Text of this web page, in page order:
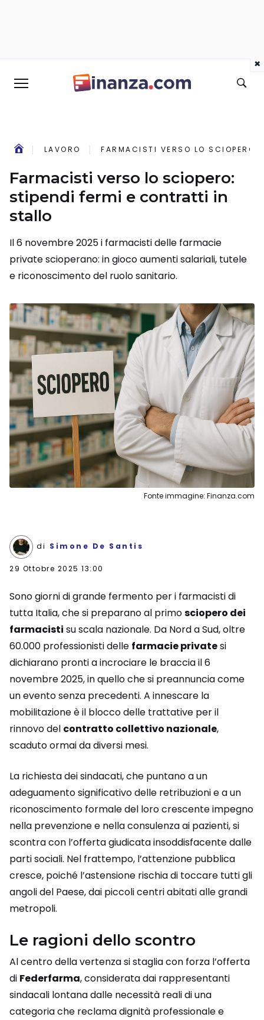
LAVORO FARMACISTI VERSO LO SCIOPERO:
Farmacisti verso lo sciopero:
stipendi fermi e contratti in
stallo
Il 6 novembre 2025 i farmacisti delle farmacie
private scioperano: in gioco aumenti salariali, tutele
e riconoscimento del ruolo sanitario.
Fonte immagine: Finanza.com
di Simone De Santis
29 Ottobre 2025 13:00
Sono giorni di grande fermento per i farmacisti di
tutta Italia, che si preparano al primosciopero dei
farmacisti su scala nazionale. Da Nord a Sud, oltre
60.000 professionisti delle farmacie privatesi
dichiarano pronti a incrociare le braccia il 6
novembre 2025, in quello che si preannuncia come
un evento senza precedenti. A innescare la
mobilitazione è il blocco delle trattative per il
rinnovo del contratto collettivo nazionale,
scaduto ormai da diversi mesi.
La richiesta dei sindacati, che puntano a un
adeguamento significativo delle retribuzioni e a un
riconoscimento formale del loro crescente impegno
nella prevenzione e nella consulenza ai pazienti, si
scontra con l’offerta giudicata insoddisfacente dalle
parti sociali. Nel frattempo, l’attenzione pubblica
cresce, poiché l’astensione rischia di toccare tutti gli
angoli del Paese, dai piccoli centri abitati alle grandi
metropoli.
Le ragioni dello scontro
Al centro della vertenza si staglia con forza l’offerta
di Federfarma, considerata dai rappresentanti
sindacali lontana dalle necessità reali di una
categoria che reclama dignità professionale e
×